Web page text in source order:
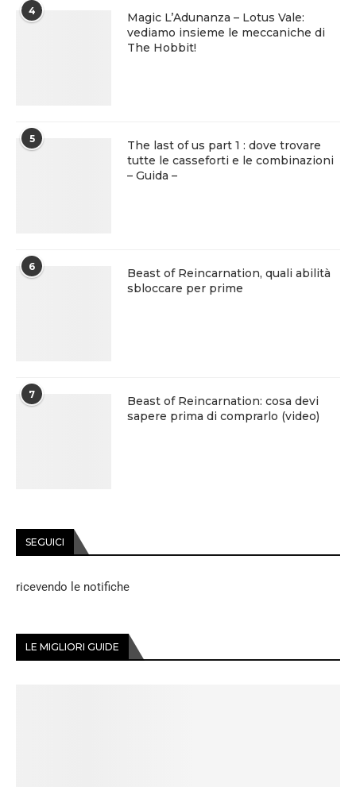
4
Magic L’Adunanza – Lotus Vale:
vediamo insieme le meccaniche di
The Hobbit!
5
The last of us part 1 : dove trovare
tutte le casseforti e le combinazioni
– Guida –
6
Beast of Reincarnation, quali abilità
sbloccare per prime
7
Beast of Reincarnation: cosa devi
sapere prima di comprarlo (video)
SEGUICI
ricevendo le notifiche
LE MIGLIORI GUIDE